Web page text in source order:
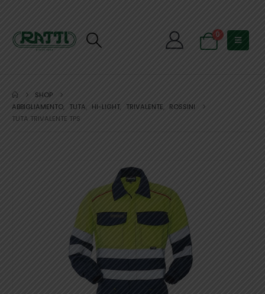
0
SHOP
ABBIGLIAMENTO, TUTA HI-LIGHT, TRIVALENTE
ROSSINI
TUTA TRIVALENTE TPS